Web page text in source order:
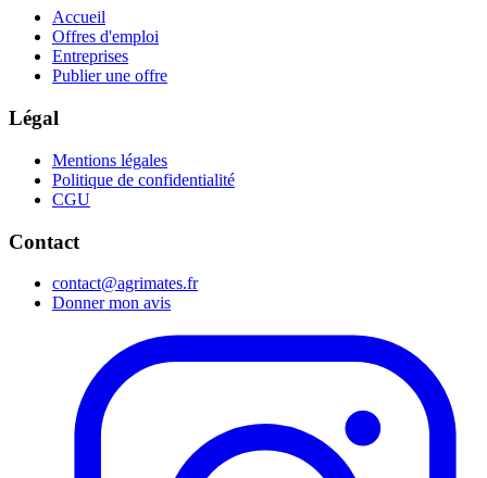
Accueil
Offres d'emploi
Entreprises
Publier une offre
Légal
Mentions légales
Politique de confidentialité
CGU
Contact
contact@agrimates.fr
Donner mon avis